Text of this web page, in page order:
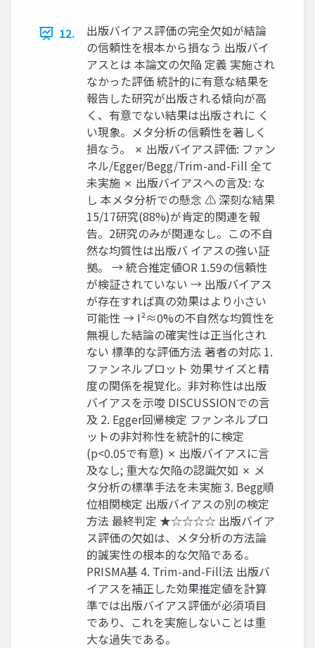
12.
出版バイアス評価の完全欠如が結論
の信頼性を根本から損なう 出版バイ
アスとは 本論文の欠陥 定義 実施され
なかった評価 統計的に有意な結果を
報告した研究が出版される傾向が高
く、有意でない結果は出版されに く
い現象。メタ分析の信頼性を著しく
損なう。 ✗ 出版バイアス評価: ファン
ネル/Egger/Begg/Trim-and-Fill 全て
未実施 ✗ 出版バイアスへの言及: な
し 本メタ分析での懸念 ⚠ 深刻な結果
15/17研究(88%)が肯定的関連を報
告。2研究のみが関連なし。この不自
然な均質性は出版バ イアスの強い証
拠。 → 統合推定値OR 1.59の信頼性
が検証されていない → 出版バイアス
が存在すれば真の効果はより小さい
可能性 → I²≈0%の不自然な均質性を
無視した結論の確実性は正当化され
ない 標準的な評価方法 著者の対応 1.
ファンネルプロット 効果サイズと精
度の関係を視覚化。非対称性は出版
バイアスを示唆 DISCUSSIONでの言
及 2. Egger回帰検定 ファンネルプロ
ットの非対称性を統計的に検定
(p<0.05で有意) ✗ 出版バイアスに言
及なし; 重大な欠陥の認識欠如 ✗ メ
タ分析の標準手法を未実施 3. Begg順
位相関検定 出版バイアスの別の検定
方法 最終判定 ★☆☆☆☆ 出版バイア
ス評価の欠如は、メタ分析の方法論
的誠実性の根本的な欠陥である。
PRISMA基 4. Trim-and-Fill法 出版バ
イアスを補正した効果推定値を計算
準では出版バイアス評価が必須項目
であり、これを実施しないことは重
大な過失である。